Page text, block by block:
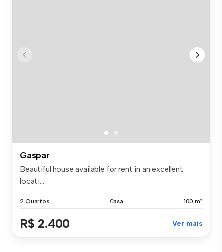
Gaspar
Beautiful house available for rent in an excellent
locati...
2 Quartos Casa 100 m²
R$ 2.400 Ver mais